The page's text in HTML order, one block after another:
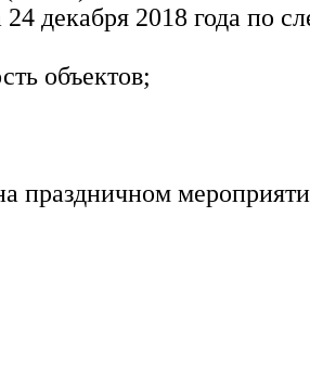
декабря 2018 года по
объектов;
праздничном